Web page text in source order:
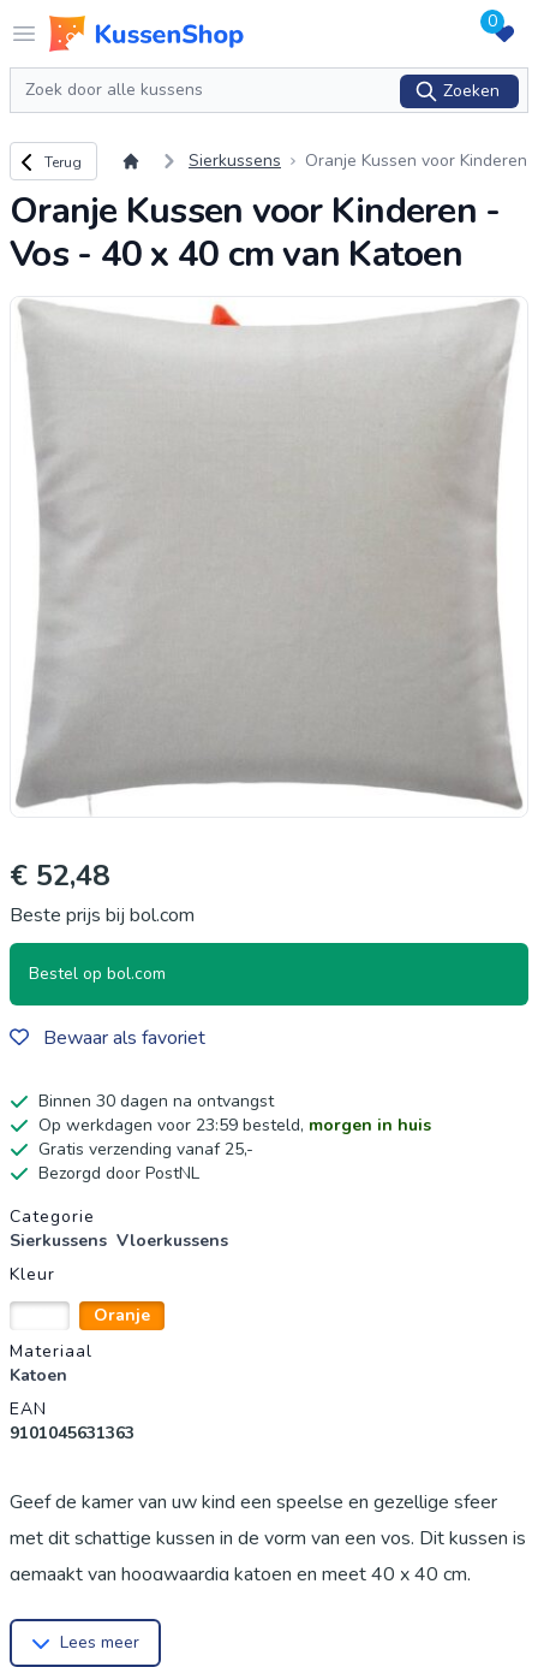
Open menu
Logo www.kussenshop.nl 0
Zoeken
Zoeken
Terug naar overzicht
Terug Sierkussens
Oranje Kussen voor Kinderen
n
Oranje Kussen voor Kinderen -
Vos - 40 x 40 cm van Katoen
€ 52,48
Beste prijs bij bol.com
Bestel op bol.com
Bewaar als favoriet
Binnen 30 dagen na ontvangst
Op werkdagen voor 23:59 besteld, morgen in huis
Gratis verzending vanaf 25,-
Bezorgd door PostNL
Productgegevens
Categorie
Sierkussens Vloerkussens
Kleur
Oranje
Materiaal
Katoen
EAN
9101045631363
Geef de kamer van uw kind een speelse en gezellige sfeer
met dit schattige kussen in de vorm van een vos. Dit kussen is
gemaakt van hoogwaardig katoen en meet 40 x 40 cm,
een comfortabele aanvulling op de inrichting, maar ook een
Lees meer